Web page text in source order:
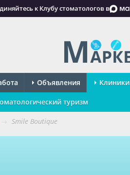
к Клубу стоматологов в
Объявления Клиники
туризм
→ Smile Boutique